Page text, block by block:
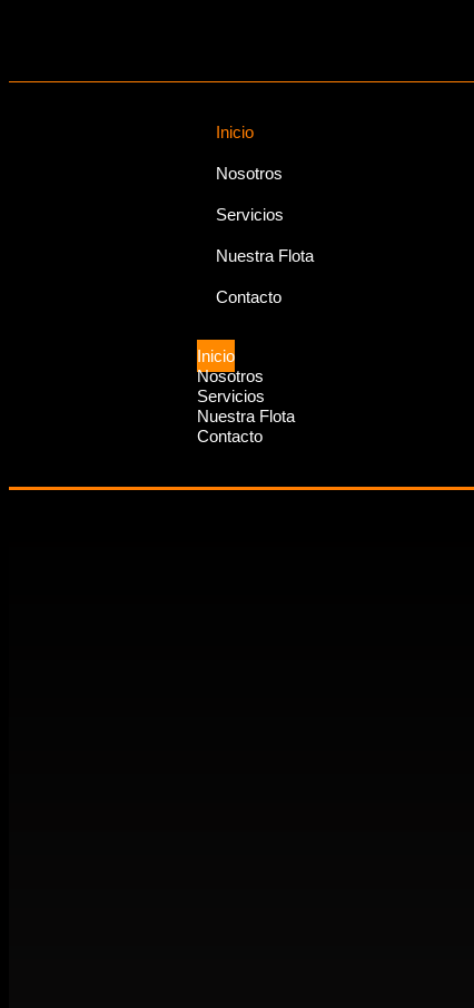
Inicio
Nosotros
Servicios
Nuestra Flota
Contacto
Inicio
Nosotros
Servicios
Nuestra Flota
Contacto